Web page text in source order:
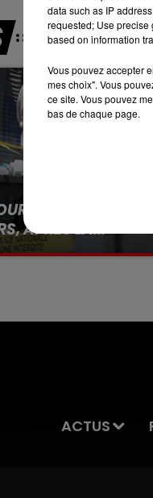
HOMICIDE
APRÈS LA...
le logement
ACTUS
data such as IP
requested; Use precise
based on information
Vous pouvez accepter
mes choix". Vous
ce site. Vous pouvez
bas de chaque page.